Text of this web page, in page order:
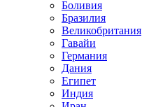
Боливия
Бразилия
Великобритания
Гавайи
Германия
Дания
Египет
Индия